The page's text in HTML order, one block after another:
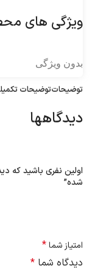
ویژگی های
بدون ویژگی
توضیحاتتوضیحات
دیدگاهها
اولین نفری باشید که
شده”
امتیاز شما*
دیدگاه شما *